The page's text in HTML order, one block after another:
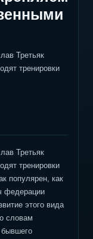
Третьяк
тренировки
Третьяк
тренировки
популярен, как
федерации
этого вида
словам
бывшего